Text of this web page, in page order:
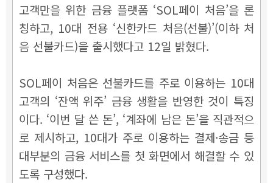
고객만을 위한 금융 플랫폼 ‘SOL페이 처음’을 론
칭하고, 10대 전용 ‘신한카드 처음(선불)’(이하 처
음 선불카드)을 출시했다고 12일 밝혔다.
SOL페이 처음은 선불카드를 주로 이용하는 10대
고객의 ‘잔액 위주’ 금융 생활을 반영한 것이 특징
이다. ‘이번 달 쓴 돈’, ‘계좌에 남은 돈’을 직관적으
로 제시하고, 10대가 주로 이용하는 결제·송금 등
대부분의 금융 서비스를 첫 화면에서 해결할 수 있
도록 구성했다.